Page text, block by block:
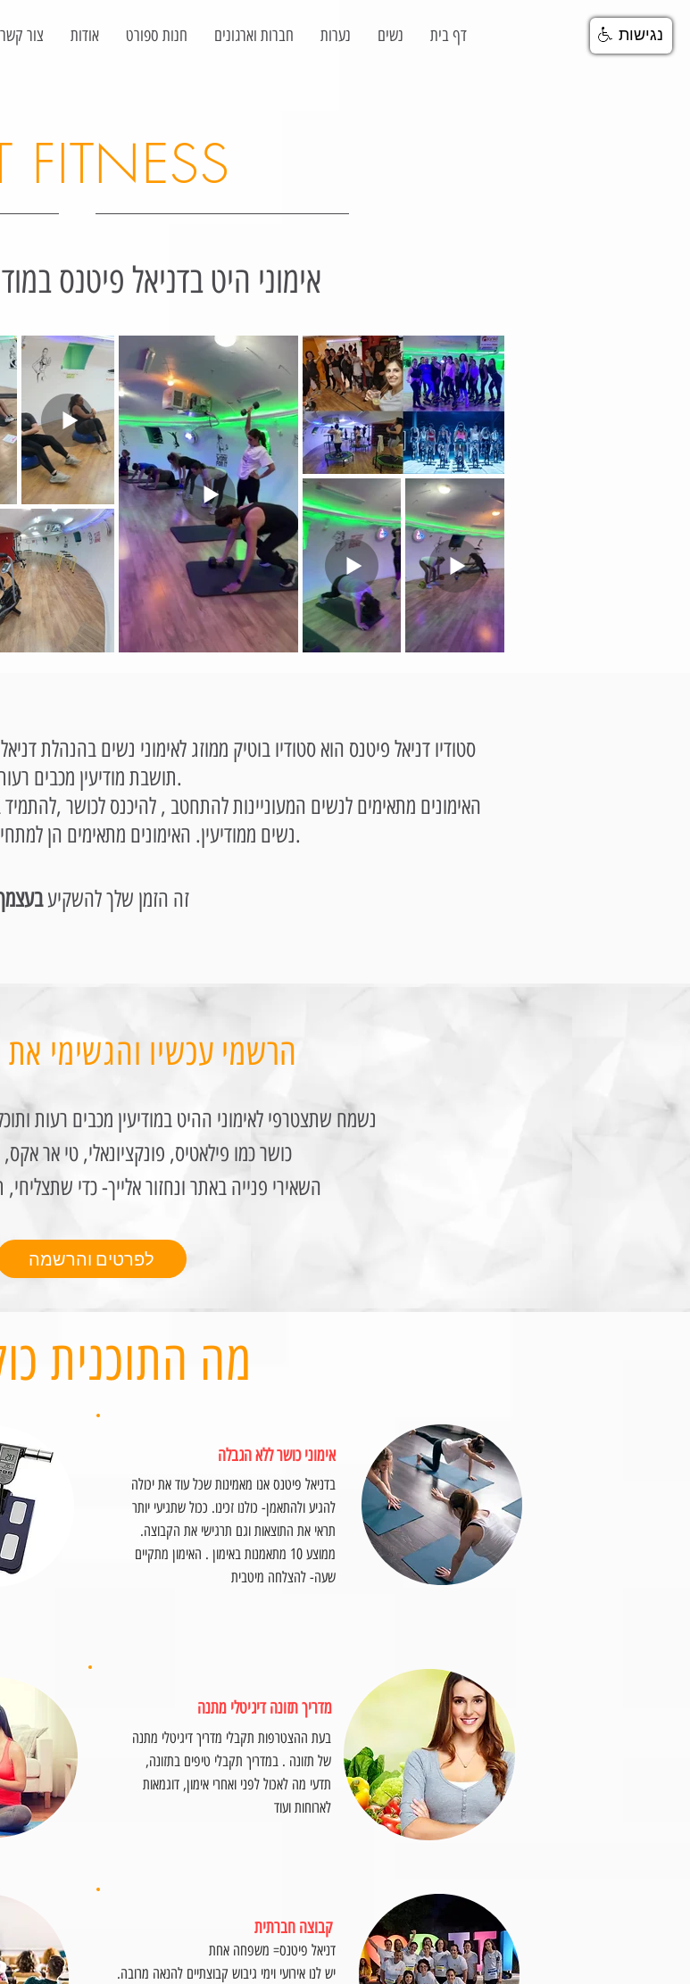
דף בית נשים נערות חברות וארגונים חנות ספורט אודות צור קשר
FITNESS
אימוני היט בדניאל פיטנס
סטודיו דניאל פיטנס הוא סטודיו בוטיק ממוזג לאימוני נשים בהנהלת
תושבת מודיעין מכבים רעות.
האימונים מתאימים לנשים המעוניינות להתחטב , להיכנס לכושר
נשים ממודיעין. האימונים מתאימים הן למתחילות והן למתקדמות.
!זה הזמן שלך להשקיע
הרשמי עכשיו והגשימי
נשמח שתצטרפי לאימוני ההיט במודיעין מכבים רעות
כושר כמו פילאטיס, פונקציונאלי, טי אר אקס,
השאירי פנייה באתר ונחזור אלייך- כדי
לפרטים והרשמה
?מה התוכנית
אימוני כושר ללא הגבלה
בדניאל פיטנס אנו מאמינות שכל עוד את יכולה
להגיע ולהתאמן- כולנו זכינו. ככול שתגיעי יותר
תראי את התוצאות וגם תרגישי את הקבוצה.
ממוצע 10 מתאמנות באימון
. האימון מתקיים
שעה- להצלחה מיטבית
מדריך תזונה דיגיטלי מתנה
בעת ההצטרפות תקבלי מדריך דיגיטלי מתנה
של תזונה . במדריך תקבלי טיפים בתזונה,
תדעי מה לאכול לפני ואחרי אימון, דוגמאות
לארוחות ועוד
קבוצה חברתית
דניאל פיטנס= משפחה אחת
יש לנו אירועי וימי גיבוש קבוצתיים להנאה מרובה.
נגישות